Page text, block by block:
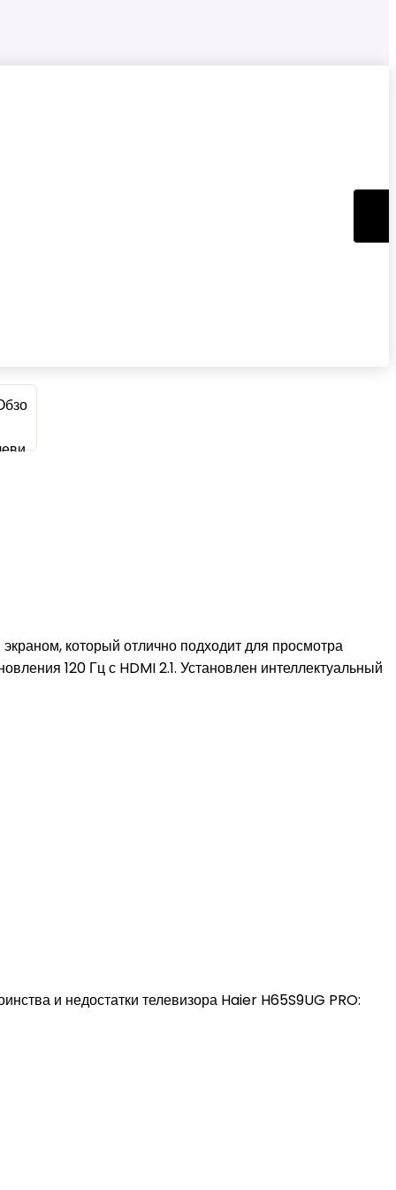
который отлично подходит для просмотра
120 Гц с HDMI 2.1. Установлен интеллектуальный
и недостатки телевизора Haier H65S9UG PRO: